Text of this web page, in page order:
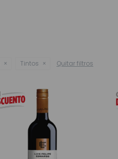
Tintos Quitar filtros